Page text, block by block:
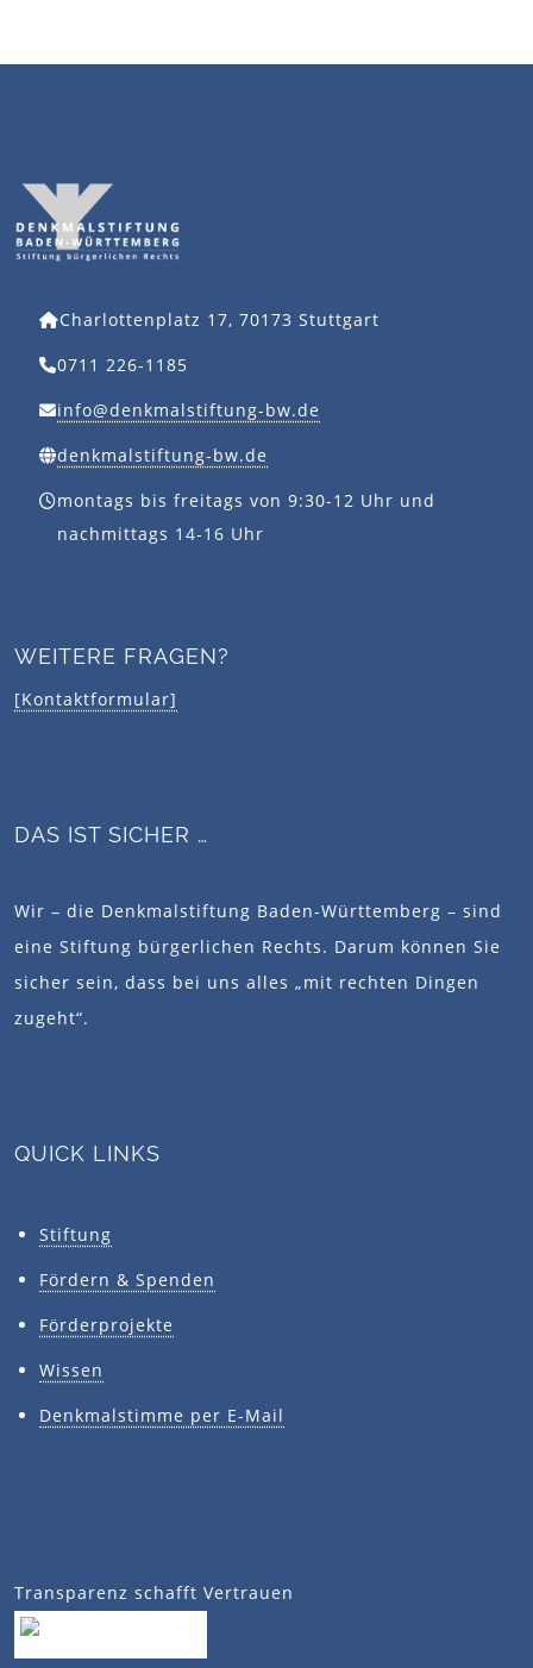
Charlottenplatz 17, 70173 Stuttgart
0711 226-1185
info@denkmalstiftung-bw.de
denkmalstiftung-bw.de
montags bis freitags von 9:30-12 Uhr und
nachmittags 14-16 Uhr
WEITERE FRAGEN?
[Kontaktformular]
DAS IST SICHER …
Wir – die Denkmalstiftung Baden-Württemberg – sind
eine Stiftung bürgerlichen Rechts. Darum können Sie
sicher sein, dass bei uns alles „mit rechten Dingen
zugeht“.
QUICK LINKS
Stiftung
Fördern & Spenden
Förderprojekte
Wissen
Denkmalstimme per E-Mail
Transparenz schafft Vertrauen